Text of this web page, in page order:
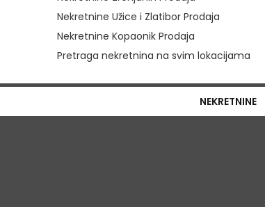
Nekretnine Užice i Zlatibor Prodaja
Nekretnine Kopaonik Prodaja
Pretraga nekretnina na svim lokacijama
NEKRETNINE